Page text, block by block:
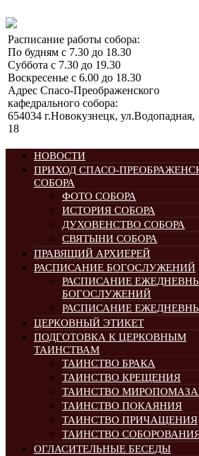
Расписание работы собора:
По будням с 7.30 до 18.30
Суббота с 7.30 до 19.30
Воскресенье с 6.00 до 18.30
Адрес Спасо-Преображенского
кафедрального собора:
654034 г.Новокузнецк, ул.Водопадная,
18
НОВОСТИ
ПРИХОД СПАСО-
СОБОРА
ФОТО СОБОРА
ИСТОРИЯ СОБОРА
ДУХОВЕНСТВО СОБОРА
СВЯТЫНИ СОБОРА
ПРАВЯЩИЙ АРХИЕРЕЙ
РАСПИСАНИЕ БОГОСЛУЖЕНИЙ
РАСПИСАНИЕ
БОГОСЛУЖЕНИЙ
РАСПИСАНИЕ
ЦЕРКОВНЫЙ ЭТИКЕТ
ПОДГОТОВКА К ЦЕРКОВНЫМ
ТАИНСТВАМ
ТАИНСТВО БРАКА
ТАИНСТВО КРЕЩЕНИЯ
ТАИНСТВО
ТАИНСТВО ПОКАЯНИЯ
ТАИНСТВО ПРИЧАЩЕНИЯ
ТАИНСТВО
ОГЛАСИТЕЛЬНЫЕ БЕСЕДЫ